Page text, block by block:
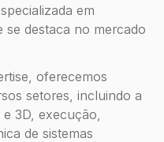
em
se destaca no mercado
oferecemos
setores, incluindo a
3D, execução,
de sistemas